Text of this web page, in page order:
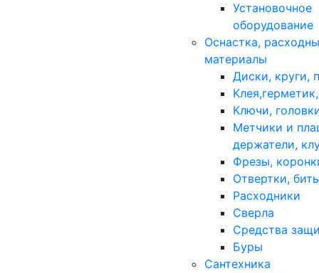
Установочное
оборудование
Оснастка,
материалы
Диски, круги,
Ключи,
Метчики и
держатели,
Фрезы,
Отвертки,
Расходники
Сверла
Средства
Буры
Сантехника